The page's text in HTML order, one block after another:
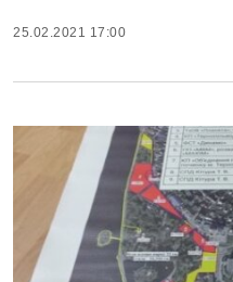
25.02.2021 17:00